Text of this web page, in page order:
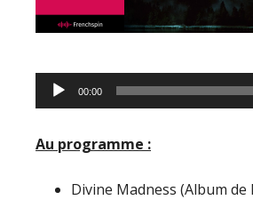
Lecteur
audio
00:00
Au programme :
Divine Madness (Album